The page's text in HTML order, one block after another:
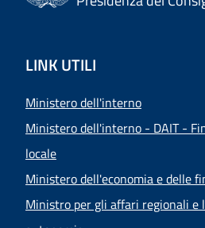
LINK UTILI
Ministero dell'interno
Ministero dell'interno - DAIT -
locale
Ministero dell'economia e delle
Ministro per gli affari regionali e